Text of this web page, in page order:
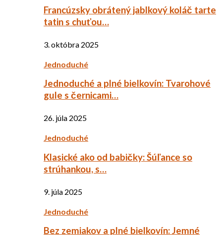
Francúzsky obrátený jablkový koláč tarte
tatin s chuťou…
3. októbra 2025
Jednoduché
Jednoduché a plné bielkovín: Tvarohové
gule s černicami…
26. júla 2025
Jednoduché
Klasické ako od babičky: Šúľance so
strúhankou, s…
9. júla 2025
Jednoduché
Bez zemiakov a plné bielkovín: Jemné